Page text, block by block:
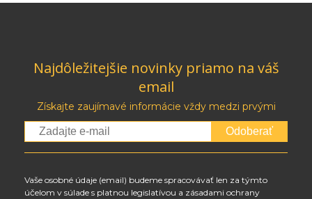
Najdôležitejšie novinky priamo na váš
email
Získajte zaujímavé informácie vždy medzi prvými
Odoberať
Vaše osobné údaje (email) budeme spracovávať len za týmto
účelom v súlade s platnou legislatívou a zásadami ochrany